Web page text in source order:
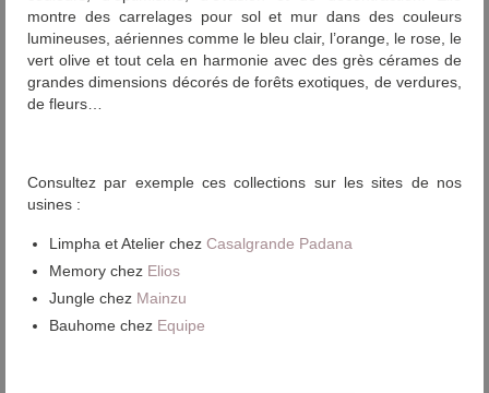
News
DIU
montre des carrelages pour sol et mur dans des couleurs
lumineuses, aériennes comme le bleu clair, l’orange, le rose, le
vert olive et tout cela en harmonie avec des grès cérames de
grandes dimensions décorés de forêts exotiques, de verdures,
de fleurs…
Consultez par exemple ces collections sur les sites de nos
usines :
Limpha et Atelier chez Casalgrande Padana
Memory chez Elios
Jungle chez Mainzu
Bauhome chez Equipe